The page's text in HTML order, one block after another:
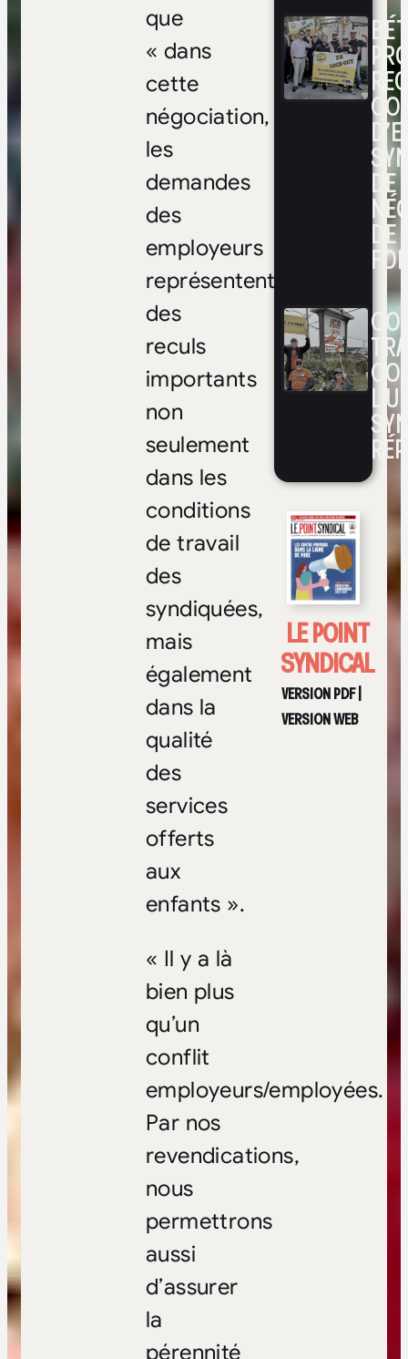
DE
DE
FOI
LE POINT
SYNDICAL
VERSION PDF|
VERSION WEB
que
« dans
cette
négociation,
les
demandes
des
employeurs
représentent
des
reculs
importants
non
seulement
dans les
conditions
de travail
des
syndiquées,
mais
également
dans la
qualité
des
services
offerts
aux
enfants ».
« Il y a là
bien plus
qu’un
conflit
employeurs/employées.
Par nos
revendications,
nous
permettrons
aussi
d’assurer
la
pérennité